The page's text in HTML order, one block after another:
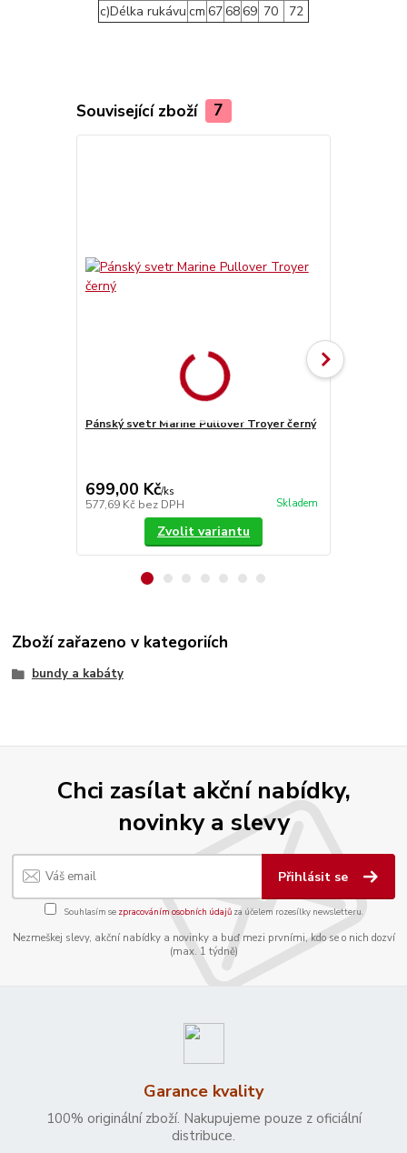
c)Délka rukávu cm 676869 70 72
Související zboží 7
Pánský svetr Marine Pullover Troyer černý
699,00 Kč/ks
577,69 Kč bez DPH Skladem
Zvolit variantu
Zboží zařazeno v kategoriích
bundy a kabáty
Chci zasílat akční nabídky,
novinky a slevy
Přihlásit se
Souhlasím se zpracováním osobních údajůza účelem rozesílky newsletteru.
Nezmeškej slevy, akční nabídky a novinky a buď mezi prvními, kdo se o nich dozví
(max. 1 týdně)
Garance kvality
100% originální zboží. Nakupujeme pouze z oficiální
distribuce.